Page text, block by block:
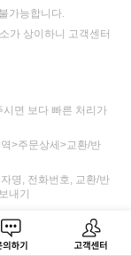
의하기 고객센터
가능합니다.
가 상이하니 고객센터
시면 보다 빠른 처리가
>주문상세>교환/반
명, 전화번호, 교환/반
내기
원 (제주, 도서산간
품 검수 후 교환 출고